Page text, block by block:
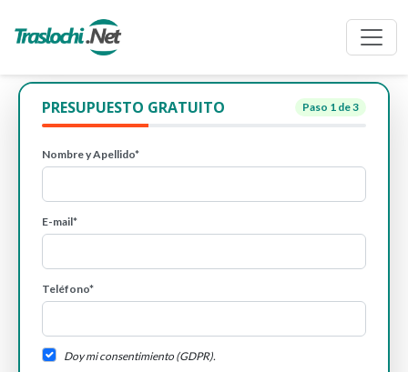
PRESUPUESTO GRATUITO Paso 1 de 3
Nombre y Apellido*
E-mail*
Teléfono*
Doy mi consentimiento (GDPR).